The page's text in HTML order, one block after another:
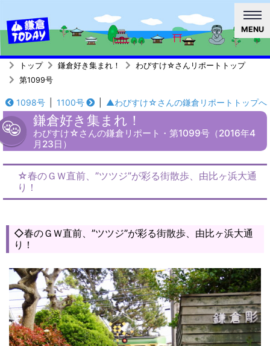
MENU
トップ 鎌倉好き集まれ！
わびすけ☆さんリポートトップ
第1099号
1098号 1100号 ▲わびすけ☆さんの鎌倉リポートトップへ
鎌倉好き集まれ！
わびすけ☆さんの鎌倉リポート・第1099号（2016年4
月23日）
☆春のＧＷ直前、”ツツジ”が彩る街散歩、由比ヶ浜大通
り！
◇春のＧＷ直前、”ツツジ”が彩る街散歩、由比ヶ浜大通
り！